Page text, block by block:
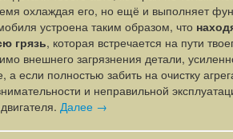
охлаждая его, но ещё и выполняет
устроена таким образом, что
грязь, которая встречается на пути
внешнего загрязнения детали,
а если полностью забить на очистку
и неправильной
Далее →